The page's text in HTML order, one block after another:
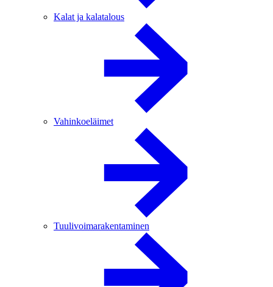
Kalat ja kalatalous
Vahinkoeläimet
Tuulivoimarakentaminen